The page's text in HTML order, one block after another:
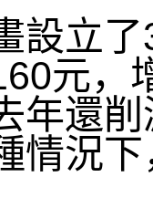
立了
元，
年還
情況